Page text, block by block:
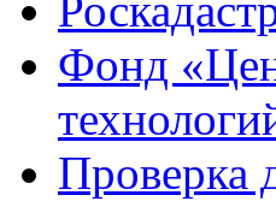
Фонд
Проверка